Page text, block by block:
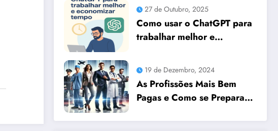
27 de Outubro, 2025
Como usar o ChatGPT para
trabalhar melhor e
19 de Dezembro, 2024
As Profissões Mais Bem
Pagas e Como se Preparar
Essenciais